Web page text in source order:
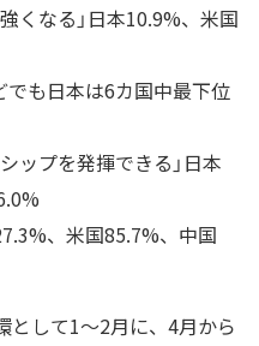
くなる」日本10.9%、米国
も日本は6カ国中最下位
ップを発揮できる」日本
、米国85.7%、中国
として1～2月に、4月から